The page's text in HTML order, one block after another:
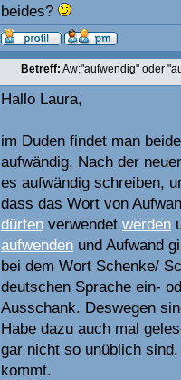
beides?
Betreff: Aw:"aufwendig" oder
Hallo Laura,
im Duden findet man
aufwändig. Nach der
es aufwändig schreiben,
dass das Wort von
dürfen verwendet werden
aufwenden und Aufwand
bei dem Wort Schenke/
deutschen Sprache ein-
Ausschank. Deswegen
Habe dazu auch mal
gar nicht so unüblich
kommt.